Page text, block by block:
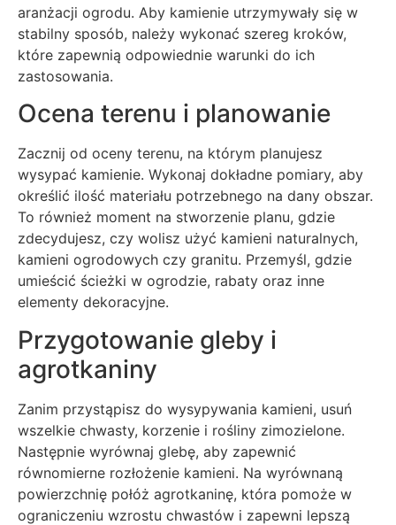
aranżacji ogrodu. Aby kamienie utrzymywały się w
stabilny sposób, należy wykonać szereg kroków,
które zapewnią odpowiednie warunki do ich
zastosowania.
Ocena terenu i planowanie
Zacznij od oceny terenu, na którym planujesz
wysypać kamienie. Wykonaj dokładne pomiary, aby
określić ilość materiału potrzebnego na dany obszar.
To również moment na stworzenie planu, gdzie
zdecydujesz, czy wolisz użyć kamieni naturalnych,
kamieni ogrodowych czy granitu. Przemyśl, gdzie
umieścić ścieżki w ogrodzie, rabaty oraz inne
elementy dekoracyjne.
Przygotowanie gleby i
agrotkaniny
Zanim przystąpisz do wysypywania kamieni, usuń
wszelkie chwasty, korzenie i rośliny zimozielone.
Następnie wyrównaj glebę, aby zapewnić
równomierne rozłożenie kamieni. Na wyrównaną
powierzchnię połóż agrotkaninę, która pomoże w
ograniczeniu wzrostu chwastów i zapewni lepszą